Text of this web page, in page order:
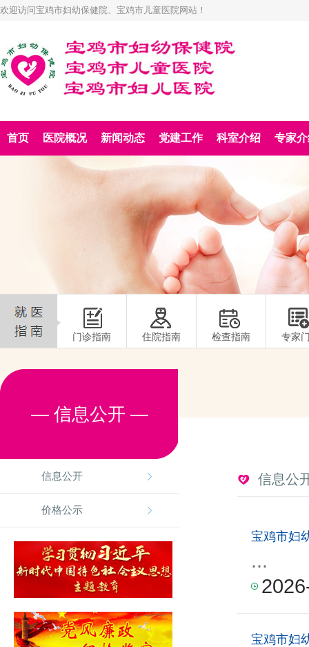
欢迎访问宝鸡市妇幼保健院、宝鸡市儿童医院网站！
首页 医院概况 新闻动态 党建工作 科室介绍 专家
门诊指南 住院指南 检查指南 专家
— 信息公开 —
信息公开
价格公示
信息公
宝鸡市妇
...
宝鸡市妇